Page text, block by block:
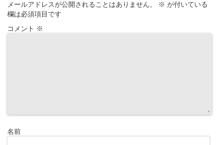
メールアドレスが公開されることはありません。 ※ が付いている
欄は必須項目です
コメント ※
名前